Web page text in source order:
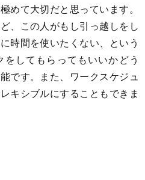
めて大切だと思っています。
、この人がもし引っ越しをし
時間を使いたくない、という
してもらってもいいかどう
です。また、ワークスケジュ
キシブルにすることもできま